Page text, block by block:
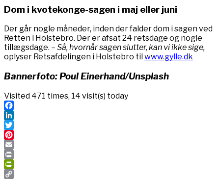
Dom i kvotekonge-sagen i maj eller juni
Der går nogle måneder, inden der falder dom i sagen ved
Retten i Holstebro. Der er afsat 24 retsdage og nogle
tillægsdage. – Så, hvornår sagen slutter, kan vi ikke sige,
oplyser Retsafdelingen i Holstebro til www.gylle.dk
Bannerfoto: Poul Einerhand/Unsplash
Visited 471 times, 14 visit(s) today
Facebook
LinkedIn
Twitter
Pinterest
Email
Print
PrintFriendly